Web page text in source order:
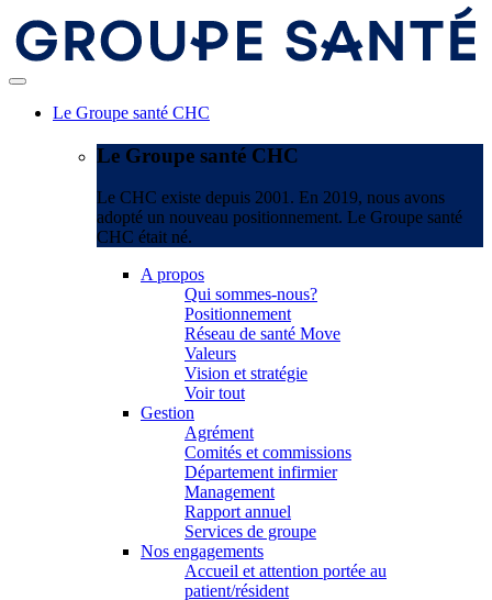
Le Groupe santé CHC
Le Groupe santé CHC
Le CHC existe depuis 2001. En 2019, nous avons
adopté un nouveau positionnement. Le Groupe santé
CHC était né.
A propos
Qui sommes-nous?
Positionnement
Réseau de santé Move
Valeurs
Vision et stratégie
Voir tout
Gestion
Agrément
Comités et commissions
Département infirmier
Management
Rapport annuel
Services de groupe
Nos engagements
Accueil et attention portée au
patient/résident